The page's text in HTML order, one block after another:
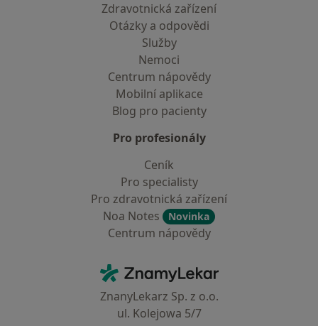
Zdravotnická zařízení
Otázky a odpovědi
Služby
Nemoci
Centrum nápovědy
Mobilní aplikace
Blog pro pacienty
Pro profesionály
Ceník
Pro specialisty
Pro zdravotnická zařízení
Noa Notes
Novinka
Centrum nápovědy
ZnamyLekar - Hlavní stránka
ZnanyLekarz Sp. z o.o.
ul. Kolejowa 5/7